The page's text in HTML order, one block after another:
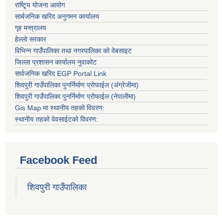
राष्टि्ृय योजना आयोग
सार्बजनिक खरिद अनुगमन कार्यालय
गृह मन्त्रालय
हेल्लो सरकार
विभिन्न गाउँपालिका तथा नगरपालिका को वेबसाइट
जिल्ला प्रशासन कार्यालय नुवाकोट
सार्वजनिक खरिद EGP Portal Link
शिवपुरी गाउँपालिका पुनर्निर्माण प्रोफाईल (अंग्रेजीमा)
शिवपुरी गाउँपालिका पुनर्निर्माण प्रोफाईल (नेपालीमा)
Gis Map मा स्थानीय तहको विवरण:
स्थानीय तहको वेवसाईटको विवरण:
Facebook Feed
शिवपुरी गाउँपालिका